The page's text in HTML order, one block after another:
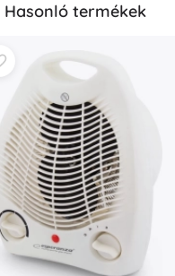
Hasonló termékek